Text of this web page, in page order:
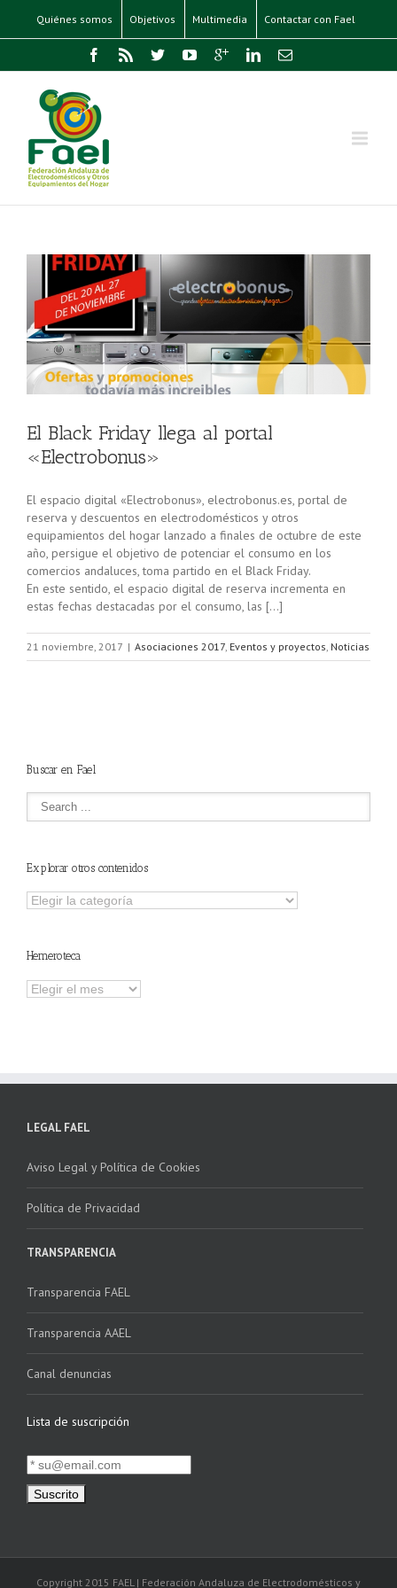
Quiénes somos Objetivos Multimedia Contactar con Fael
El Black Friday llega al portal
«Electrobonus»
El espacio digital «Electrobonus», electrobonus.es, portal de
reserva y descuentos en electrodomésticos y otros
equipamientos del hogar lanzado a finales de octubre de este
año, persigue el objetivo de potenciar el consumo en los
comercios andaluces, toma partido en el Black Friday.
En este sentido, el espacio digital de reserva incrementa en
estas fechas destacadas por el consumo, las […]
21 noviembre, 2017 | Asociaciones 2017 Eventos y proyectos Noticias
Buscar en Fael
Explorar otros contenidos
Explorar
Hemeroteca
Hemeroteca
LEGAL FAEL
Aviso Legal y Política de Cookies
Política de Privacidad
TRANSPARENCIA
Transparencia FAEL
Transparencia AAEL
Canal denuncias
Lista de suscripción
Copyright 2015 FAEL | Federación Andaluza de Electrodomésticos y